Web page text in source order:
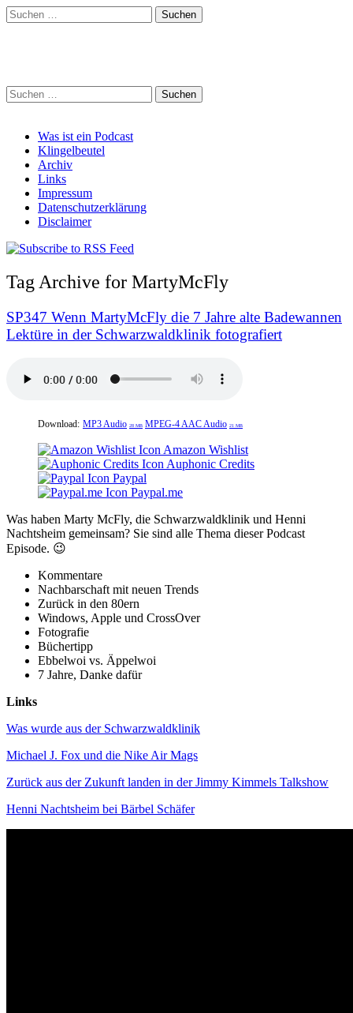
Suchen
nach:
Suchen
nach:
Main
menu
Skip
content
Was ist ein Podcast
Klingelbeutel
Archiv
Links
Impressum
Datenschutzerklärung
Disclaimer
Tag Archive for MartyMcFly
SP347 Wenn MartyMcFly die 7 Jahre alte Badewannen
Lektüre in der Schwarzwaldklinik fotografiert
Download: MP3 Audio 28 MB MPEG-4 AAC Audio 21 MB
Amazon Wishlist
Auphonic Credits
Paypal
Paypal.me
Was haben Marty McFly, die Schwarzwaldklinik und Henni
Nachtsheim gemeinsam? Sie sind alle Thema dieser Podcast
Episode. 😉
Kommentare
Nachbarschaft mit neuen Trends
Zurück in den 80ern
Windows, Apple und CrossOver
Fotografie
Büchertipp
Ebbelwoi vs. Äppelwoi
7 Jahre, Danke dafür
Links
Was wurde aus der Schwarzwaldklinik
Michael J. Fox und die Nike Air Mags
Zurück aus der Zukunft landen in der Jimmy Kimmels Talkshow
Henni Nachtsheim bei Bärbel Schäfer